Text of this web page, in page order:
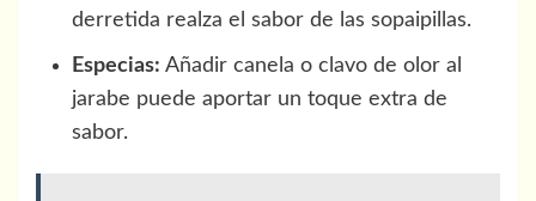
derretida realza el sabor de las sopaipillas.
Especias: Añadir canela o clavo de olor al
jarabe puede aportar un toque extra de
sabor.